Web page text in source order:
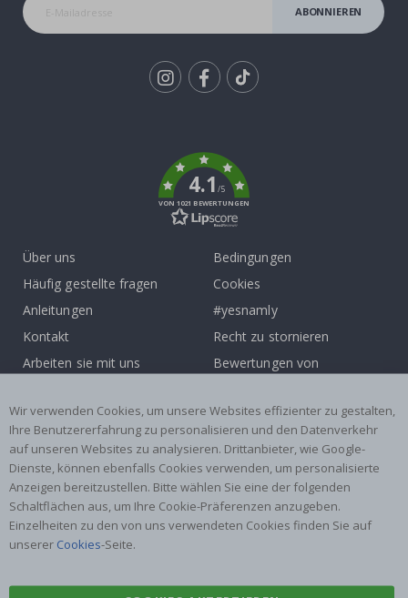
ABONNIEREN
4.1/5
VON 1021 BEWERTUNGEN
Über uns
Häufig gestellte fragen
Anleitungen
Kontakt
Arbeiten sie mit uns
Inspiration
Bedingungen
Cookies
#yesnamly
Recht zu stornieren
Bewertungen von
Beliebte Kategorien
Namensaufkleber
Wandtattoos
Fliesenaufkleber
Poster
Aufkleber
Wir verwenden Cookies, um unsere Websites effizienter zu gestalten,
Ihre Benutzererfahrung zu personalisieren und den Datenverkehr
auf unseren Websites zu analysieren. Drittanbieter, wie Google-
Dienste, können ebenfalls Cookies verwenden, um personalisierte
Anzeigen bereitzustellen. Bitte wählen Sie eine der folgenden
Schaltflächen aus, um Ihre Cookie-Präferenzen anzugeben.
Einzelheiten zu den von uns verwendeten Cookies finden Sie auf
unserer Cookies-Seite.